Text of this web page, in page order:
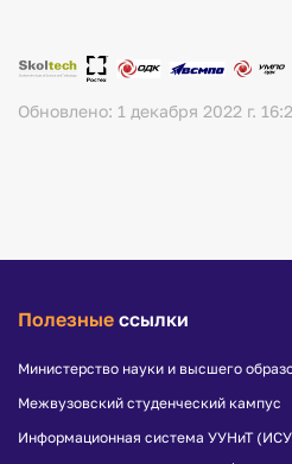
Обновлено: 1 декабря 2022 г.
Полезные ссылки
Министерство науки и высшего
Межвузовский студенческий кампус
Информационная система УУНиТ